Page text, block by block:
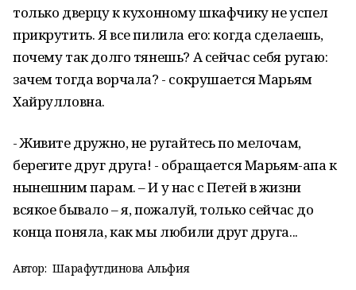
только дверцу к кухонному шкафчику не успел
прикрутить. Я все пилила его: когда сделаешь,
почему так долго тянешь? А сейчас себя ругаю:
зачем тогда ворчала? - сокрушается Марьям
Хайрулловна.
- Живите дружно, не ругайтесь по мелочам,
берегите друг друга! - обращается Марьям-апа к
нынешним парам. – И у нас с Петей в жизни
всякое бывало – я, пожалуй, только сейчас до
конца поняла, как мы любили друг друга...
Автор: Шарафутдинова Альфия